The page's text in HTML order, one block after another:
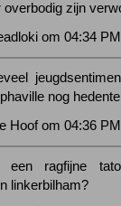
zijn
om 04:34
nog
Hoof om 04:36
een ragfijne
linkerbilham?